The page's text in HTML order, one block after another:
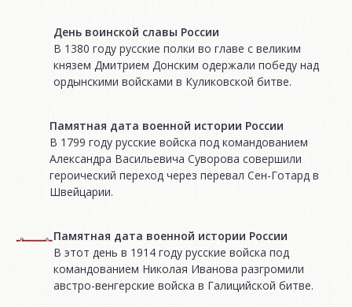
День воинской славы России
В 1380 году русские полки во главе с великим
князем Дмитрием Донским одержали победу над
ордынскими войсками в Куликовской битве.
Памятная дата военной истории России
В 1799 году русские войска под командованием
Александра Васильевича Суворова совершили
героический переход через перевал Сен-Готард в
Швейцарии.
Памятная дата военной истории России
В этот день в 1914 году русские войска под
командованием Николая Иванова разгромили
австро-венгерские войска в Галицийской битве.